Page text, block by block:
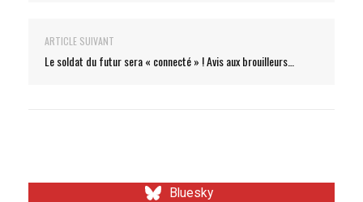
ARTICLE SUIVANT
Le soldat du futur sera « connecté » ! Avis aux brouilleurs…
Bluesky